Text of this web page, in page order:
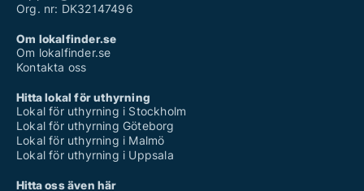
Org. nr: DK32147496
Om lokalfinder.se
Om lokalfinder.se
Kontakta oss
Hitta lokal för uthyrning
Lokal för uthyrning i Stockholm
Lokal för uthyrning Göteborg
Lokal för uthyrning i Malmö
Lokal för uthyrning i Uppsala
Hitta oss även här